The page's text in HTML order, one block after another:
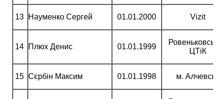
13 Науменко Сергей 01.01.2000 Vizit
14 Плюх Денис 01.01.1999
ЦТіК
15 Сєрбін Максим 01.01.1998 м.